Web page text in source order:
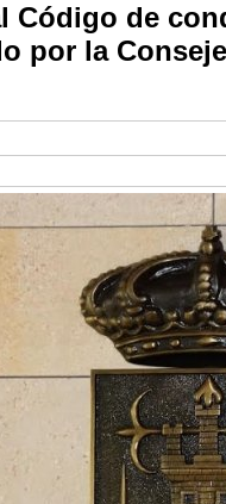
Código de
por la